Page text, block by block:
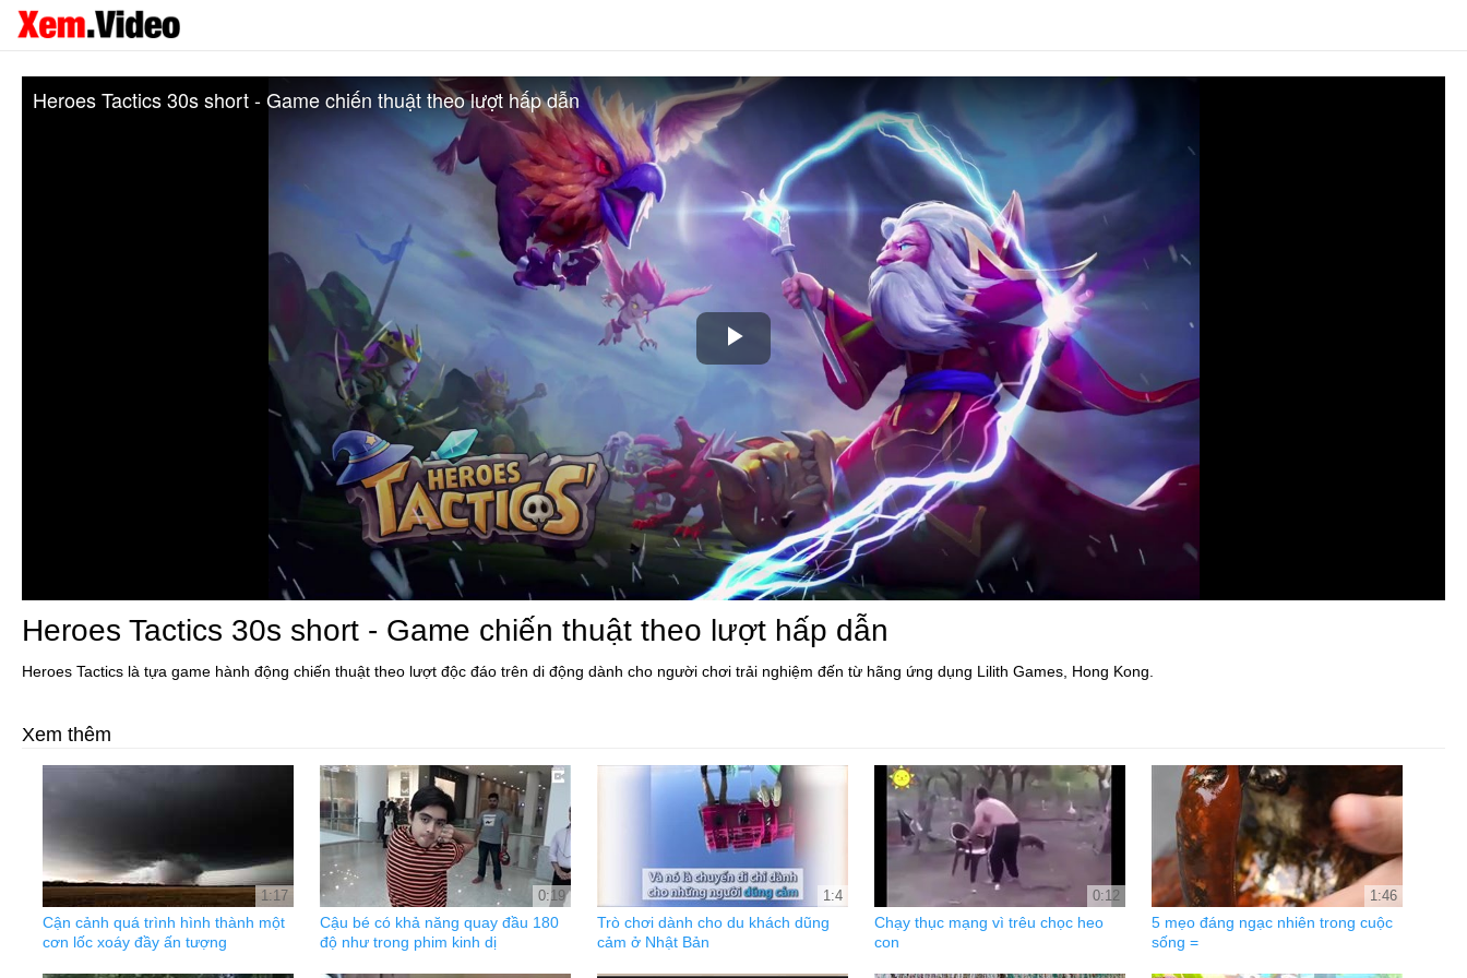
Play
Video
Heroes Tactics 30s short - Game chiến thuật theo lượt hấp dẫn
Heroes Tactics 30s short - Game chiến thuật theo lượt hấp dẫn
Heroes Tactics là tựa game hành động chiến thuật theo lượt độc đáo trên di động dành cho người chơi trải nghiệm đến từ hãng ứng dụng Lilith Games, Hong Kong.
Xem thêm
1:17
Cận cảnh quá trình hình thành một
cơn lốc xoáy đầy ấn tượng
0:19
Cậu bé có khả năng quay đầu 180
độ như trong phim kinh dị
1:4
Trò chơi dành cho du khách dũng
cảm ở Nhật Bản
0:12
Chạy thục mạng vì trêu chọc heo
con
1:46
5 mẹo đáng ngạc nhiên trong cuộc
sống =